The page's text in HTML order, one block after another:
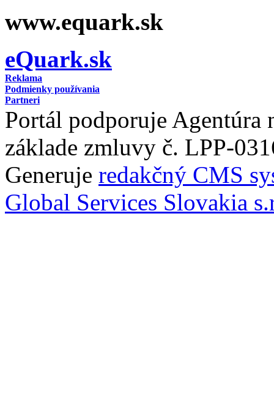
www.equark.sk
eQuark.sk
Reklama
Podmienky používania
Partneri
Portál podporuje Agentúra
základe zmluvy č. LPP-
Generuje redakčný CMS
Global Services Slovakia